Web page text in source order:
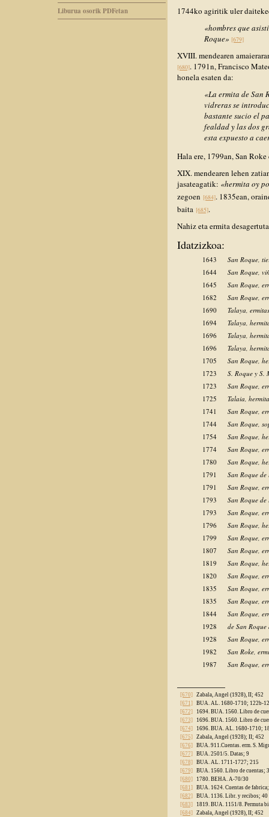
Liburua osorik PDFetan
1744ko agiritik uler
«hombres que
Roque» [679]
XVIII. mendearen
[680]. 1791n, Francisco
honela esaten da:
«La ermita de San
vidreras se
bastante sucio el
fealdad y las dos
esta expuesto a
Hala ere, 1799an, San
XIX. mendearen lehen
jasateagatik: «hermita oy
zegoen [684]. 1835ean,
baita [685].
Nahiz eta ermita
Idatzizkoa:
1643
San Roque,
1644
San Roque,
1645
San Roque,
1682
San Roque,
1690
Talaya,
1694
Talaya,
1696
Talaya,
1696
Talaya,
1705
San Roque,
1723
S. Roque y S.
1723
San Roque,
1725
Talaia,
1741
San Roque,
1744
San Roque,
1754
San Roque,
1774
San Roque,
1780
San Roque,
1791
San Roque
1791
San Roque,
1793
San Roque
1793
San Roque,
1796
San Roque,
1799
San Roque,
1807
San Roque,
1819
San Roque,
1820
San Roque,
1835
San Roque,
1835
San Roque,
1844
San Roque,
1928
de San
1928
San Roque,
1982
San Roke,
1987
San Roque,
[670] Zabala, Angel (1928), II; 452
[671] BUA. AL. 1680-1710; 122b-
[672] 1694. BUA. 1560. Libro de
[673] 1696. BUA. 1560. Libro de
[674] 1696. BUA. AL. 1680-1710;
[675] Zabala, Angel (1928); II; 452
[676] BUA. 911.Cuentas. erm. S.
[677] BUA. 2501/5. Datas; 9
[678] BUA. AL. 1711-1727; 215
[679] BUA. 1560. Libro de cuentas;
[680] 1780. BEHA. A-70/30
[681] BUA. 1624. Cuentas de
[682] BUA. 1136. Libr. y recibos; 40
[683] 1819. BUA. 1151/8. Permuta
[684] Zabala, Angel (1928), II; 452